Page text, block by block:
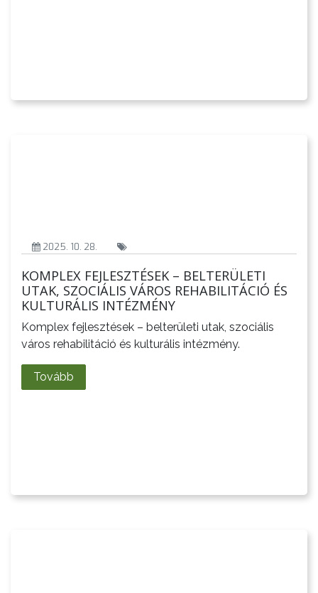
TÁJÉKOZTATÓK
ÁTLÁTHATÓSÁG
AZ
ÖNKORMÁNYZATI
CÉGEK
ÉS
INTÉZMÉNYEK
2025. 10. 28.
KOMPLEX FEJLESZTÉSEK – BELTERÜLETI
UTAK, SZOCIÁLIS VÁROS REHABILITÁCIÓ ÉS
KULTURÁLIS INTÉZMÉNY
Komplex fejlesztések – belterületi utak, szociális
város rehabilitáció és kulturális intézmény.
Tovább